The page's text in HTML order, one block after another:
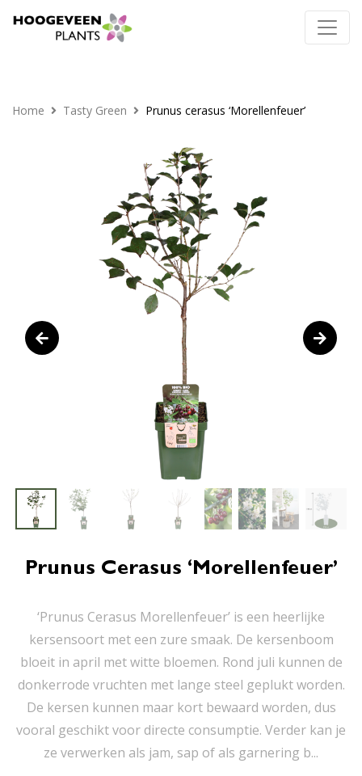
Home Tasty Green Prunus cerasus ‘Morellenfeuer’
Prunus Cerasus ‘Morellenfeuer’
‘Prunus Cerasus Morellenfeuer’ is een heerlijke
kersensoort met een zure smaak. De kersenboom
bloeit in april met witte bloemen. Rond juli kunnen de
donkerrode vruchten met lange steel geplukt worden.
De kersen kunnen maar kort bewaard worden, dus
vooral geschikt voor directe consumptie. Verder kan je
ze verwerken als jam, sap of als garnering b...